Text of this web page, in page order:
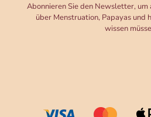
Abonnieren Sie den Newsletter, um
über Menstruation, Papayas und
wissen